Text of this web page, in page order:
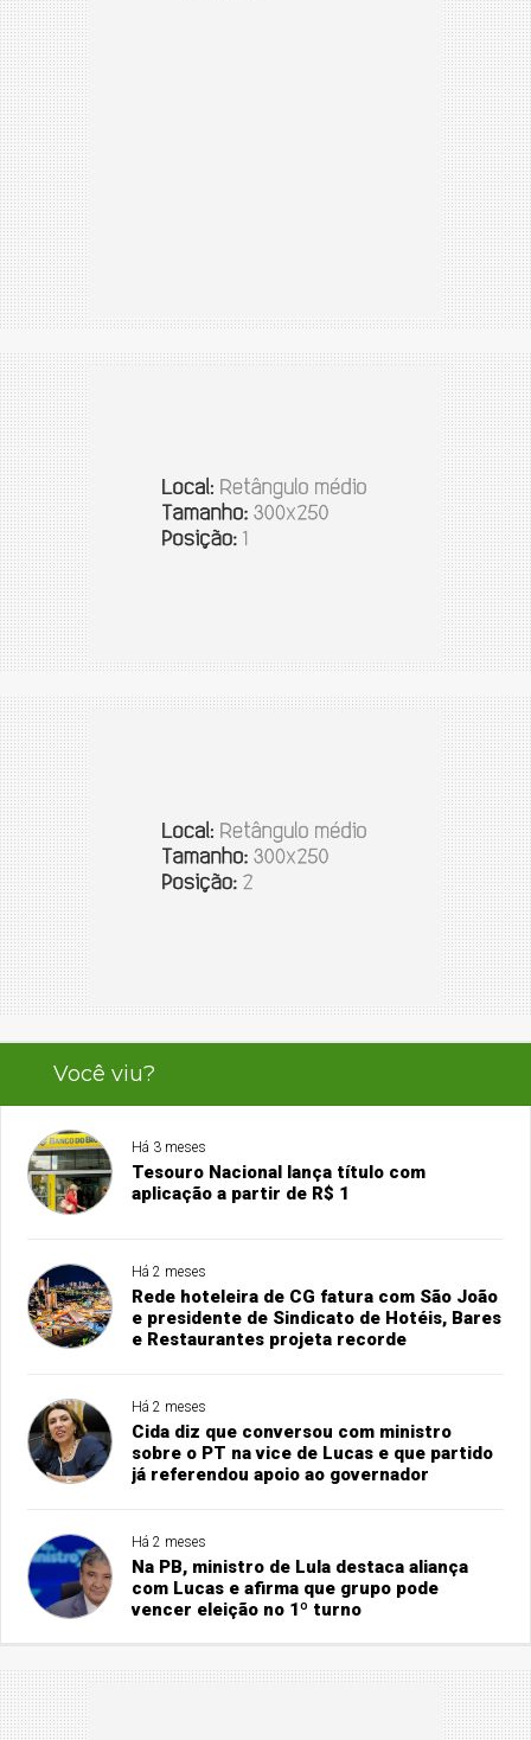
Você viu?
Há 3 meses
Tesouro Nacional lança título com
aplicação a partir de R$ 1
Há 2 meses
Rede hoteleira de CG fatura com São João
e presidente de Sindicato de Hotéis, Bares
e Restaurantes projeta recorde
Há 2 meses
Cida diz que conversou com ministro
sobre o PT na vice de Lucas e que partido
já referendou apoio ao governador
Há 2 meses
Na PB, ministro de Lula destaca aliança
com Lucas e afirma que grupo pode
vencer eleição no 1º turno